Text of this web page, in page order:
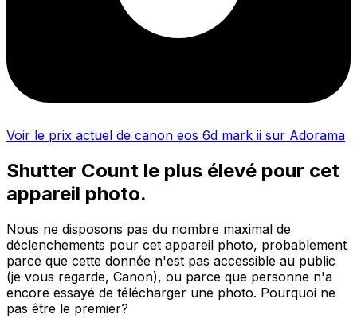
Voir le prix actuel de canon eos 6d mark ii sur Adorama
Shutter Count le plus élevé pour cet
appareil photo.
Nous ne disposons pas du nombre maximal de
déclenchements pour cet appareil photo, probablement
parce que cette donnée n'est pas accessible au public
(je vous regarde, Canon), ou parce que personne n'a
encore essayé de télécharger une photo. Pourquoi ne
pas être le premier?